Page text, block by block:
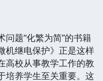
题“化繁为简”的书籍
机继电保护》正是这样
高校从事教学工作的教
培养学生至关重要。这